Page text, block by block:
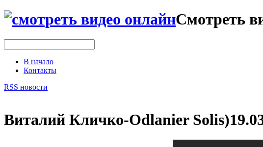
Смотреть
В начало
Контакты
RSS новости
Виталий Кличко-Odlanier